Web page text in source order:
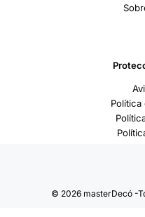
Política
© 2026 masterDecó -